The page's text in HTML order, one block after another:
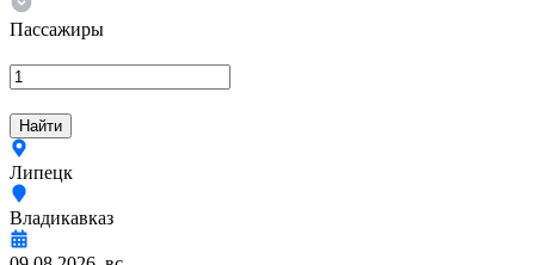
Пассажиры
Найти
Липецк
Владикавказ